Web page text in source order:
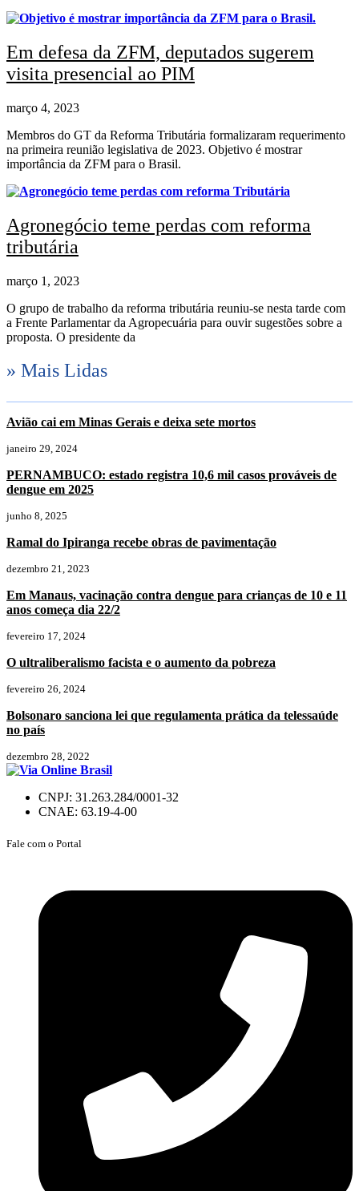
Em defesa da ZFM, deputados sugerem
visita presencial ao PIM
março 4, 2023
Membros do GT da Reforma Tributária formalizaram requerimento
na primeira reunião legislativa de 2023. Objetivo é mostrar
importância da ZFM para o Brasil.
Agronegócio teme perdas com reforma
tributária
março 1, 2023
O grupo de trabalho da reforma tributária reuniu-se nesta tarde com
a Frente Parlamentar da Agropecuária para ouvir sugestões sobre a
proposta. O presidente da
» Mais Lidas
Avião cai em Minas Gerais e deixa sete mortos
janeiro 29, 2024
PERNAMBUCO: estado registra 10,6 mil casos prováveis de
dengue em 2025
junho 8, 2025
Ramal do Ipiranga recebe obras de pavimentação
dezembro 21, 2023
Em Manaus, vacinação contra dengue para crianças de 10 e 11
anos começa dia 22/2
fevereiro 17, 2024
O ultraliberalismo facista e o aumento da pobreza
fevereiro 26, 2024
Bolsonaro sanciona lei que regulamenta prática da telessaúde
no país
dezembro 28, 2022
CNPJ: 31.263.284/0001-32
CNAE: 63.19-4-00
Fale com o Portal